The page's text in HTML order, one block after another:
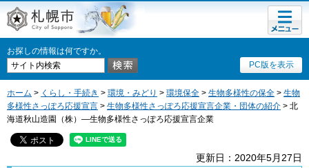
札幌市
お探しの情報は何ですか。
PC版を表示
メニュ
ー
ホーム > くらし・手続き > 環境・みどり > 環境保全 > 生物多様性の保全 > 生物
多様性さっぽろ応援宣言 > 生物多様性さっぽろ応援宣言企業・団体の紹介 > 北
海道秋山造園（株）―生物多様性さっぽろ応援宣言企業
更新日：2020年5月27日